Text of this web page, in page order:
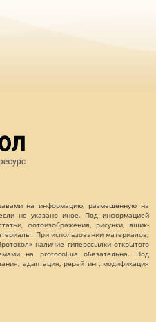
на информацию, размещенную на
не указано иное. Под информацией
фотоизображения, рисунки, ящик-
При использовании материалов,
наличие гиперссылки открытого
на protocol.ua обязательна. Под
адаптация, рерайтинг, модификация